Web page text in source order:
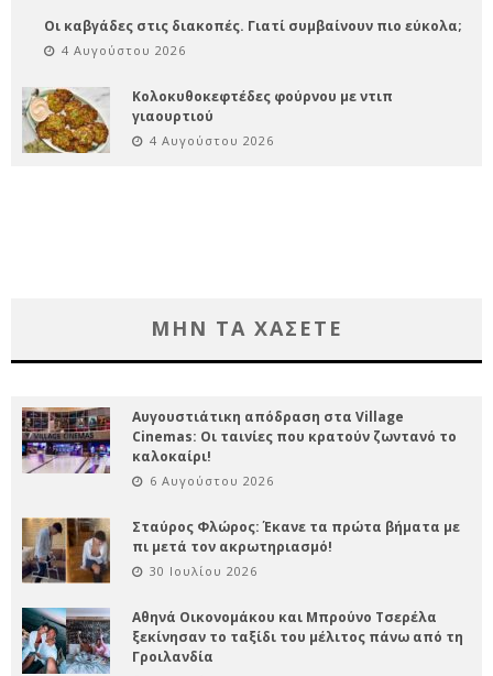
Οι καβγάδες στις διακοπές. Γιατί συμβαίνουν πιο εύκολα;
4 Αυγούστου 2026
Κολοκυθοκεφτέδες φούρνου με ντιπ
γιαουρτιού
4 Αυγούστου 2026
ΜΗΝ ΤΑ ΧΑΣΕΤΕ
Αυγουστιάτικη απόδραση στα Village
Cinemas: Οι ταινίες που κρατούν ζωντανό το
καλοκαίρι!
6 Αυγούστου 2026
Σταύρος Φλώρος: Έκανε τα πρώτα βήματα με
πι μετά τον ακρωτηριασμό!
30 Ιουλίου 2026
Αθηνά Οικονομάκου και Μπρούνο Τσερέλα
ξεκίνησαν το ταξίδι του μέλιτος πάνω από τη
Γροιλανδία